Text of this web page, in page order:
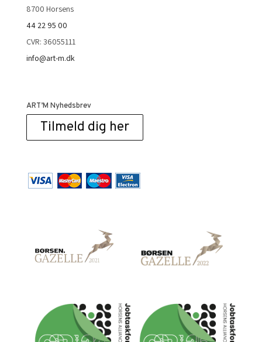
8700 Horsens
44 22 95 00
CVR: 36055111
info@art-m.dk
ART’M Nyhedsbrev
Tilmeld dig her